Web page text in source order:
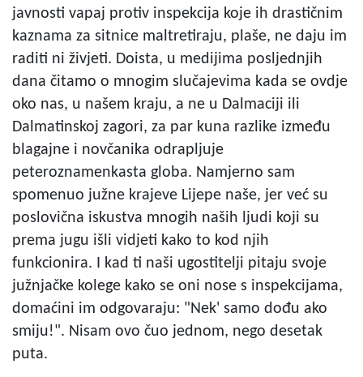
javnosti vapaj protiv inspekcija koje ih drastičnim
kaznama za sitnice maltretiraju, plaše, ne daju im
raditi ni živjeti. Doista, u medijima posljednjih
dana čitamo o mnogim slučajevima kada se ovdje
oko nas, u našem kraju, a ne u Dalmaciji ili
Dalmatinskoj zagori, za par kuna razlike između
blagajne i novčanika odrapljuje
peteroznamenkasta globa. Namjerno sam
spomenuo južne krajeve Lijepe naše, jer već su
poslovična iskustva mnogih naših ljudi koji su
prema jugu išli vidjeti kako to kod njih
funkcionira. I kad ti naši ugostitelji pitaju svoje
južnjačke kolege kako se oni nose s inspekcijama,
domaćini im odgovaraju: "Nek' samo dođu ako
smiju!". Nisam ovo čuo jednom, nego desetak
puta.